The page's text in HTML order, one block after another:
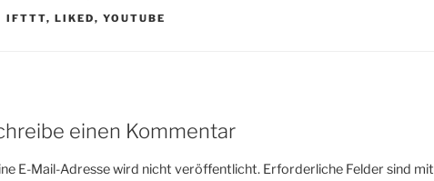
SCHLAGWÖRTER
IFTTT,LIKED,YOUTUBE
einen Kommentar
E-Mail-Adresse wird nicht veröffentlicht. Erforderliche Felder sind mit